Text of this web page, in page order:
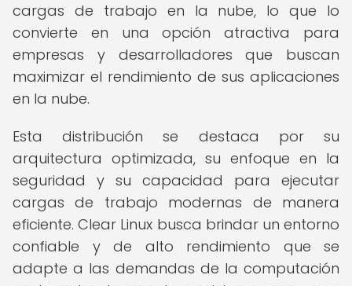
cargas de trabajo en la nube, lo que lo
convierte en una opción atractiva para
empresas y desarrolladores que buscan
maximizar el rendimiento de sus aplicaciones
en la nube.
Esta distribución se destaca por su
arquitectura optimizada, su enfoque en la
seguridad y su capacidad para ejecutar
cargas de trabajo modernas de manera
eficiente. Clear Linux busca brindar un entorno
confiable y de alto rendimiento que se
adapte a las demandas de la computación